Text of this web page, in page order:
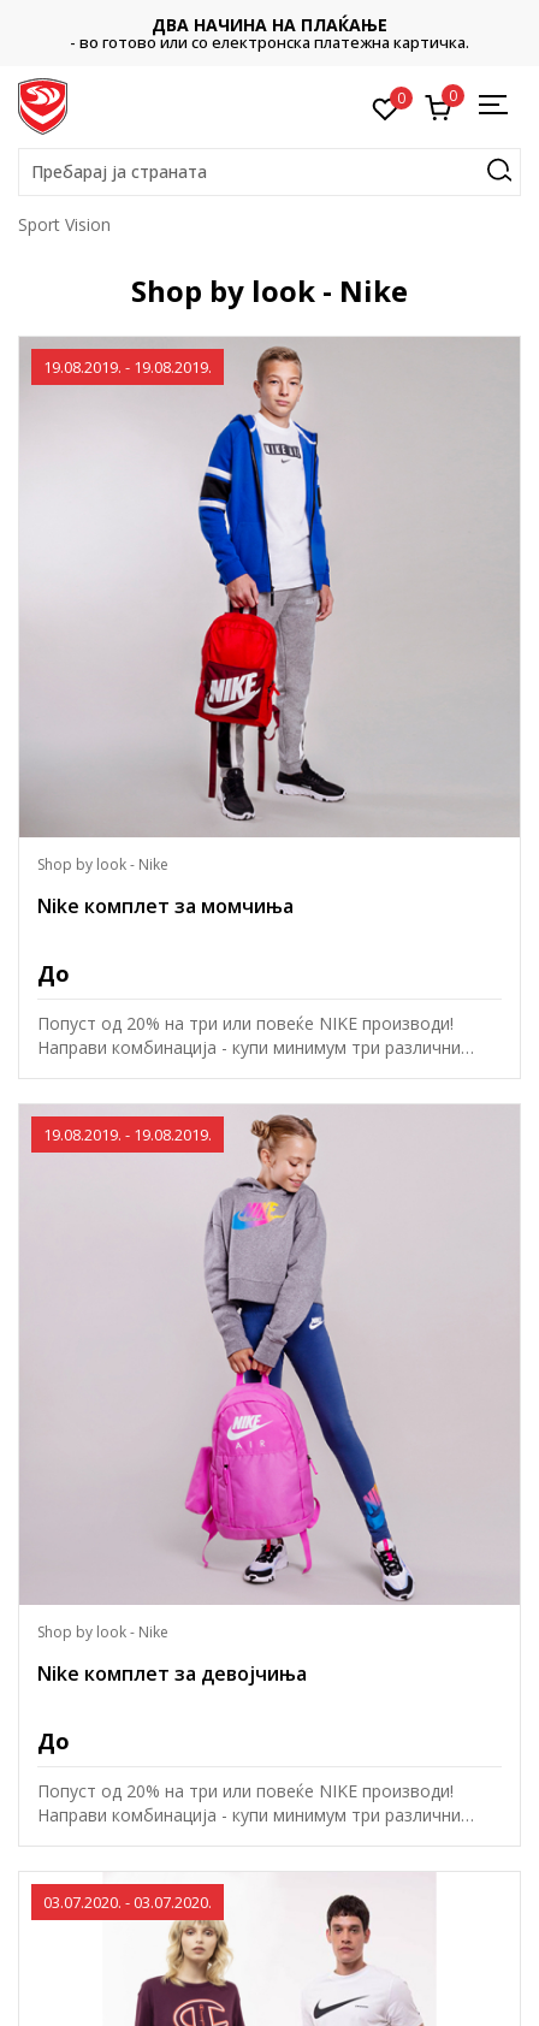
ДВА НАЧИНА НА ПЛАЌАЊЕ
- во готово или со електронска платежна картичка.
0 0
Пребарај ја страната
Sport Vision
Shop by look - Nike
Shop by look - Nike
19.08.2019. - 19.08.2019.
Nike комплет за момчиња
До
Попуст од 20% на три или повеќе NIKE производи!
Направи комбинација - купи минимум три различни
Shop by look - Nike
19.08.2019. - 19.08.2019.
Nike комплет за девојчиња
До
Попуст од 20% на три или повеќе NIKE производи!
Направи комбинација - купи минимум три различни
03.07.2020. - 03.07.2020.